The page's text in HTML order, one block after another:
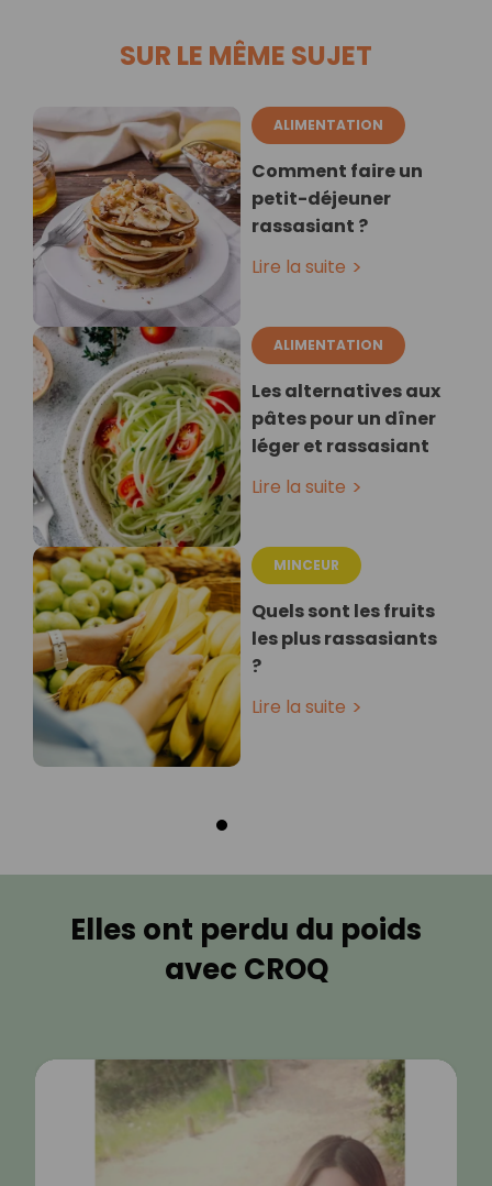
SUR LE MÊME SUJET
ALIMENTATION
Comment faire un
petit-déjeuner
rassasiant ?
Lire la suite
ALIMENTATION
Les alternatives aux
pâtes pour un dîner
léger et rassasiant
Lire la suite
MINCEUR
Quels sont les fruits
les plus rassasiants
?
Lire la suite
Elles ont perdu du poids
avec CROQ